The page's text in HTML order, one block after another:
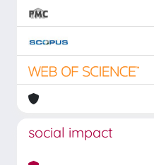
social impact